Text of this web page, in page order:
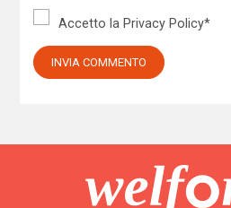
Accetto la Privacy Policy*